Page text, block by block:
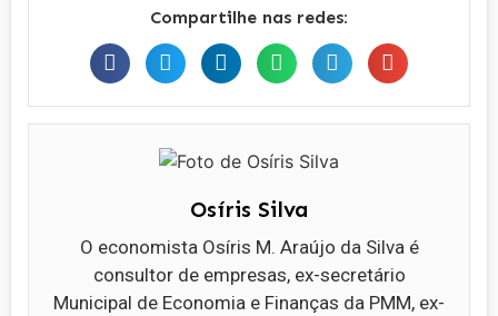
Compartilhe nas redes:
Osíris Silva
O economista Osíris M. Araújo da Silva é
consultor de empresas, ex-secretário
Municipal de Economia e Finanças da PMM, ex-